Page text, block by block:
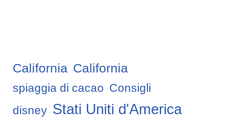
California California
spiaggia di cacao Consigli
disney Stati Uniti d'America